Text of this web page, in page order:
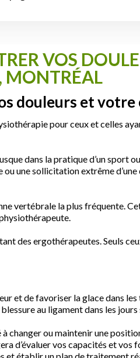
VOS
MONTRÉAL
douleurs et
pour ceux et celles
dans la pratique d’un sport
une sollicitation extrême
vertébrale la plus fréquente.
des ergothérapeutes. Seuls
et de favoriser la glace dans
au ligament dans les jours
ou maintenir une
d’évaluer vos capacités et